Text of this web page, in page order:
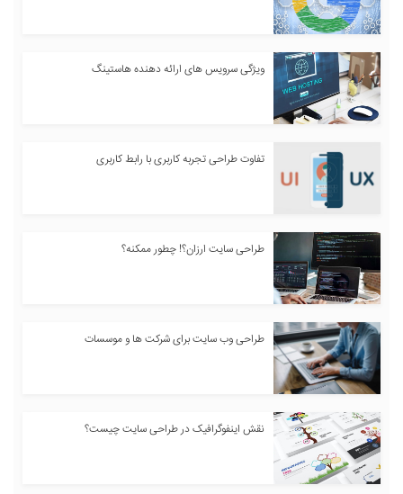
ویژگی سرویس های ارائه دهنده هاستینگ
تفاوت طراحی تجربه کاربری با رابط کاربری
طراحی سایت ارزان؟! چطور ممکنه؟
طراحی وب سایت برای شرکت ها و موسسات
نقش اینفوگرافیک در طراحی سایت چیست؟